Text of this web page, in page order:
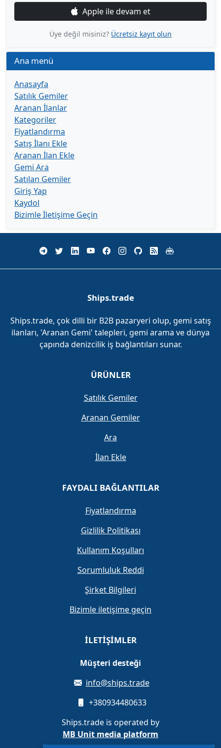
Apple ile devam et
Üye değil misiniz? Ücretsiz kayıt olun
Ana menü
Anasayfa
Satılık Gemiler
Aranan İlanlar
Kategoriler
Fiyatlandırma
Satış İlanı Ekle
Aranan İlan Ekle
Gemi Ara
Satılan Gemiler
Giriş Yap
Kaydol
Bizimle İletişime Geçin
Ships.trade
Ships.trade, çok dilli bir B2B pazaryeri olup, gemi satış
ilanları, 'Aranan Gemi' talepleri, gemi arama ve dünya
çapında denizcilik iş bağlantıları sunar.
ÜRÜNLER
Satılık Gemiler
Aranan Gemiler
Ara
İlan Ekle
FAYDALI BAĞLANTILAR
Fiyatlandırma
Gizlilik Politikası
Kullanım Koşulları
Sorumluluk Reddi
Şirket Bilgileri
Bizimle iletişime geçin
İLETIŞIMLER
Müşteri desteği
info@ships.trade
+380934480633
Ships.trade is operated by
MB Unit media platform